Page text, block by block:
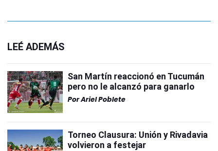
LEÉ ADEMÁS
San Martín reaccionó en Tucumán
pero no le alcanzó para ganarlo
PorAriel Poblete
Torneo Clausura: Unión y Rivadavia
volvieron a festejar